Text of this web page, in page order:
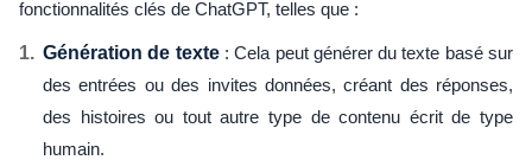
fonctionnalités clés de ChatGPT, telles que :
Génération de texte: Cela peut générer du texte basé sur
des entrées ou des invites données, créant des réponses,
des histoires ou tout autre type de contenu écrit de type
humain.